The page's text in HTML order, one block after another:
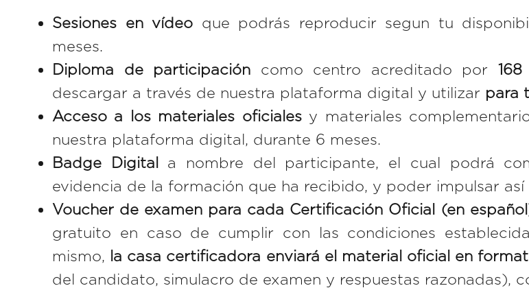
Sesiones en vídeo que podrás reproducir segun tu
meses.
Diploma de participación como centro acreditado por
descargar a través de nuestra plataforma digital y utilizar para
Acceso a los materiales oficialesy materiales
nuestra plataforma digital, durante 6 meses.
Badge Digital a nombre del participante, el cual podrá
evidencia de la formación que ha recibido, y poder impulsar así
Voucher de examen para cada Certificación Oficial (en
gratuito en caso de cumplir con las condiciones
mismo,
la casa certificadora enviará el material oficial en
del candidato, simulacro de examen y respuestas razonadas),